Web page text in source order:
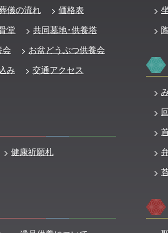
儀の流れ
価格表
堂
共同墓地･供養塔
会
お盆どうぶつ供養会
み
交通アクセス
健康祈願札